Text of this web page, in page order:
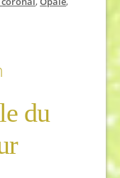
du